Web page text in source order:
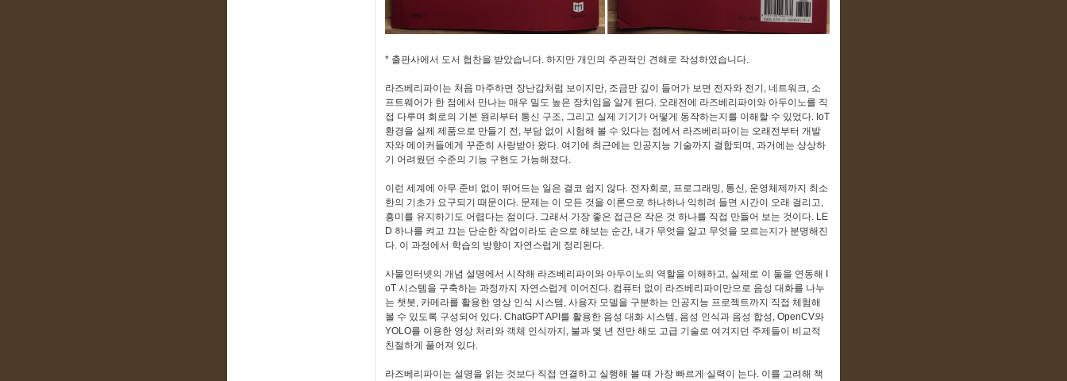
* 출판사에서 도서 협찬을 받았습니다. 하지만 개인의 주관적인 견해로 작성하였습니다.
라즈베리파이는 처음 마주하면 장난감처럼 보이지만, 조금만 깊이 들어가 보면 전자와 전기, 네트워크, 소
프트웨어가 한 점에서 만나는 매우 밀도 높은 장치임을 알게 된다. 오래전에 라즈베리파이와 아두이노를 직
접 다루며 회로의 기본 원리부터 통신 구조, 그리고 실제 기기가 어떻게 동작하는지를 이해할 수 있었다. IoT
환경을 실제 제품으로 만들기 전, 부담 없이 시험해 볼 수 있다는 점에서 라즈베리파이는 오래전부터 개발
자와 메이커들에게 꾸준히 사랑받아 왔다. 여기에 최근에는 인공지능 기술까지 결합되며, 과거에는 상상하
기 어려웠던 수준의 기능 구현도 가능해졌다.
이런 세계에 아무 준비 없이 뛰어드는 일은 결코 쉽지 않다. 전자회로, 프로그래밍, 통신, 운영체제까지 최소
한의 기초가 요구되기 때문이다. 문제는 이 모든 것을 이론으로 하나하나 익히려 들면 시간이 오래 걸리고,
흥미를 유지하기도 어렵다는 점이다. 그래서 가장 좋은 접근은 작은 것 하나를 직접 만들어 보는 것이다. LE
D 하나를 켜고 끄는 단순한 작업이라도 손으로 해보는 순간, 내가 무엇을 알고 무엇을 모르는지가 분명해진
다. 이 과정에서 학습의 방향이 자연스럽게 정리된다.
사물인터넷의 개념 설명에서 시작해 라즈베리파이와 아두이노의 역할을 이해하고, 실제로 이 둘을 연동해 I
oT 시스템을 구축하는 과정까지 자연스럽게 이어진다. 컴퓨터 없이 라즈베리파이만으로 음성 대화를 나누
는 챗봇, 카메라를 활용한 영상 인식 시스템, 사용자 모델을 구분하는 인공지능 프로젝트까지 직접 체험해
볼 수 있도록 구성되어 있다. ChatGPT API를 활용한 음성 대화 시스템, 음성 인식과 음성 합성, OpenCV와
YOLO를 이용한 영상 처리와 객체 인식까지, 불과 몇 년 전만 해도 고급 기술로 여겨지던 주제들이 비교적
친절하게 풀어져 있다.
라즈베리파이는 설명을 읽는 것보다 직접 연결하고 실행해 볼 때 가장 빠르게 실력이 는다. 이를 고려해 책